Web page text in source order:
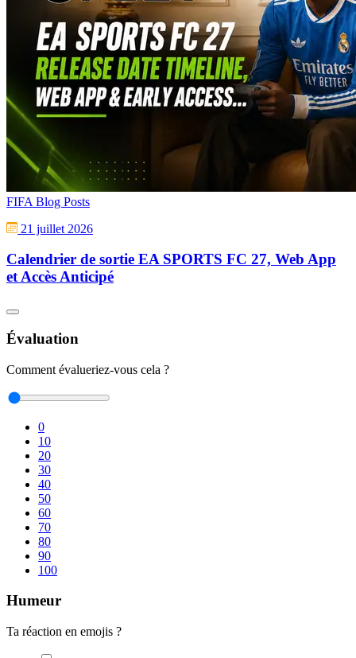
FIFA Blog Posts
21 juillet 2026
Calendrier de sortie EA SPORTS FC 27, Web App
et Accès Anticipé
Évaluation
Comment évalueriez-vous cela ?
0
10
20
30
40
50
60
70
80
90
100
Humeur
Ta réaction en emojis ?